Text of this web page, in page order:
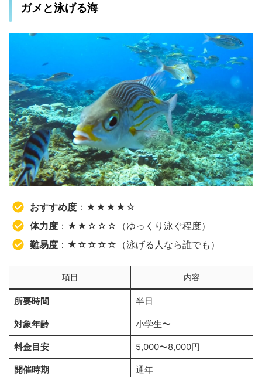
ガメと泳げる海
おすすめ度 ：★★★★☆
体力度 ：★★☆☆☆（ゆっくり泳ぐ程度）
難易度 ：★☆☆☆☆（泳げる人なら誰でも）
項目 内容
所要時間 半日
対象年齢 小学生〜
料金目安 5,000〜8,000円
開催時期 通年